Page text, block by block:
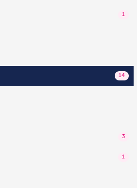
1
14
3
1